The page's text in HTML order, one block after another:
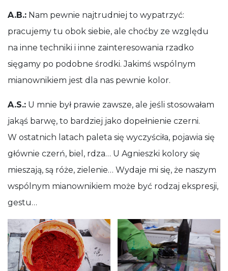
A.B.: Nam pewnie najtrudniej to wypatrzyć:
pracujemy tu obok siebie, ale choćby ze względu
na inne techniki i inne zainteresowania rzadko
sięgamy po podobne środki. Jakimś wspólnym
mianownikiem jest dla nas pewnie kolor.
A.S.: U mnie był prawie zawsze, ale jeśli stosowałam
jakąś barwę, to bardziej jako dopełnienie czerni.
W ostatnich latach paleta się wyczyściła, pojawia się
głównie czerń, biel, rdza… U Agnieszki kolory się
mieszają, są róże, zielenie… Wydaje mi się, że naszym
wspólnym mianownikiem może być rodzaj ekspresji,
gestu…